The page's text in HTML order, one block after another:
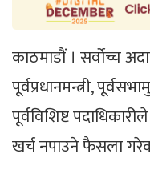
काठमाडाैं । सर्वोच्च
पूर्वप्रधानमन्त्री,
पूर्वविशिष्ट
खर्च नपाउने फैसला